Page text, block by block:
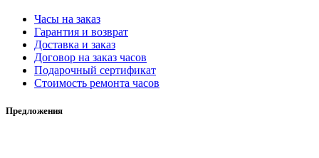
Часы на заказ
Гарантия и возврат
Доставка и заказ
Договор на заказ часов
Подарочный сертификат
Стоимость ремонта часов
Предложения